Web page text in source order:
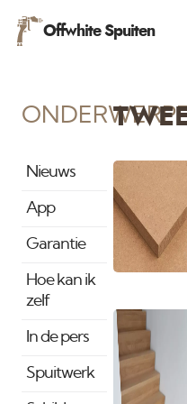
Offwhite Spuiten
Nieuws
App
Garantie
Hoe kan ik
zelf
In de pers
Spuitwerk